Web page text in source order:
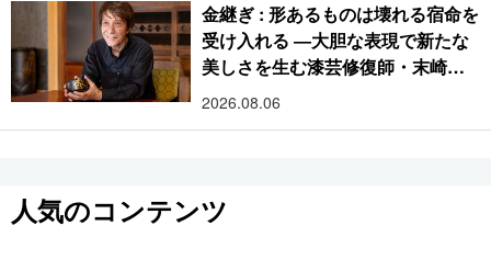
金継ぎ : 形あるものは壊れる宿命を
受け入れる ―大胆な表現で新たな
美しさを生む漆芸修復師・末崎広
樹
2026.08.06
人気のコンテンツ